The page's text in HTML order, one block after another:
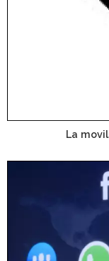
La